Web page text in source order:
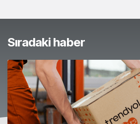
Sıradaki haber